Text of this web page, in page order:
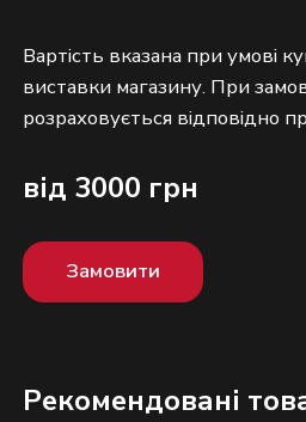
Вартість вказана при умові
виставки магазину. При
від 3000 грн
Замовити
Рекомендовані